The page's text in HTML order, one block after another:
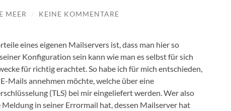
MEER / KEINE KOMMENTARE
eines eigenen Mailservers ist, dass man hier so
Konfiguration sein kann wie man es selbst für sich
für richtig erachtet. So habe ich für mich entschieden,
Mails annehmen möchte, welche über eine
(TLS) bei mir eingeliefert werden. Wer also
Meldung in seiner Errormail hat, dessen Mailserver hat